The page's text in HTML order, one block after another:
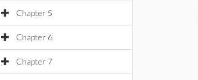
Chapter 5
Chapter 6
Chapter 7